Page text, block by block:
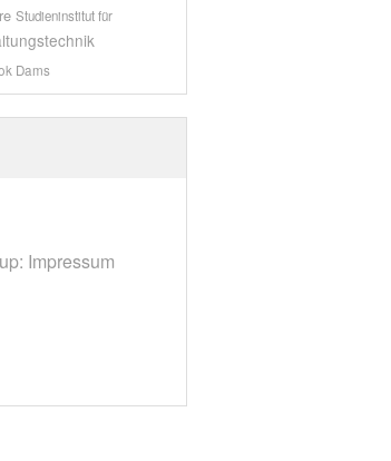
Studieninstitut für
Dams
Impressum